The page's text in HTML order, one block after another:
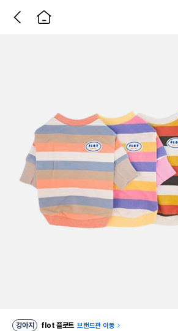
강아지 flot 플로트 브랜드관 이동